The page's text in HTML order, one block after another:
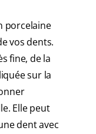
porcelaine
vos dents.
fine, de la
sur la
Elle peut
dent avec